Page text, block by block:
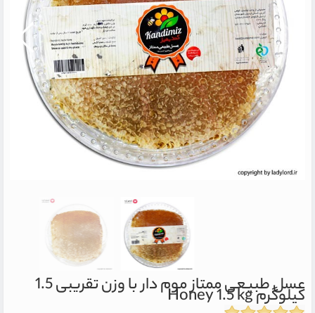
عسل طبیعی ممتاز موم دار با وزن تقریبی 1.5 کیلوگرمHoney 1.5 kg